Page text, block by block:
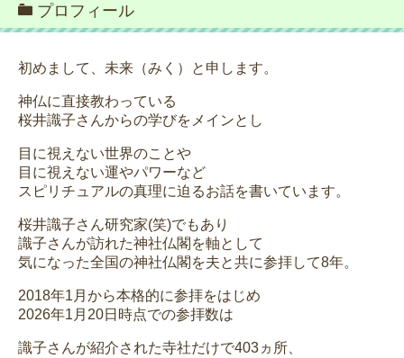
プロフィール
初めまして、未来（みく）と申します。
神仏に直接教わっている
桜井識子さんからの学びをメインとし
目に視えない世界のことや
目に視えない運やパワーなど
スピリチュアルの真理に迫るお話を書いています。
桜井識子さん研究家(笑)でもあり
識子さんが訪れた神社仏閣を軸として
気になった全国の神社仏閣を夫と共に参拝して8年。
2018年1月から本格的に参拝をはじめ
2026年1月20日時点での参拝数は
識子さんが紹介された寺社だけで403ヵ所、